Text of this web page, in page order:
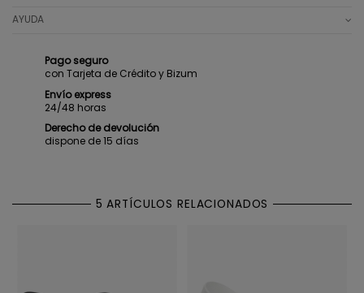
AYUDA
Pago seguro
con Tarjeta de Crédito y Bizum
Envío express
24/48 horas
Derecho de devolución
dispone de 15 días
5 ARTÍCULOS RELACIONADOS